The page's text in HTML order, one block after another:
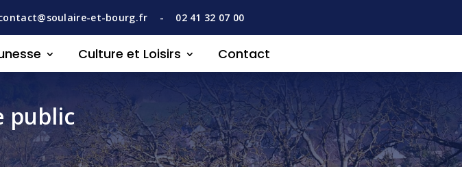
et-bourg.fr - 02 41 32 07 00
Culture et Loisirs Contact
public